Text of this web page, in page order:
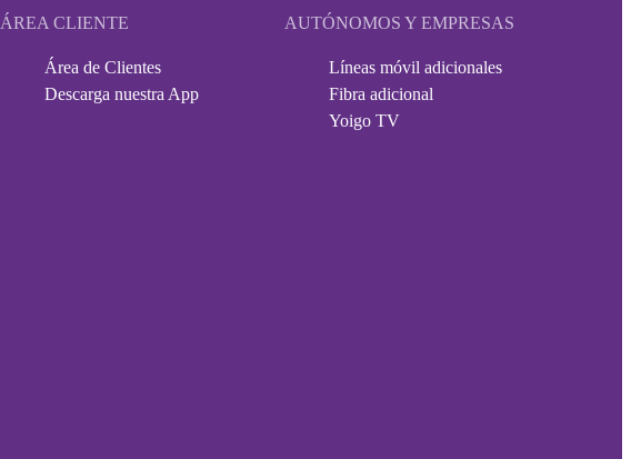
ÁREA CLIENTE
Área de Clientes
Descarga nuestra App
AUTÓNOMOS Y EMPRESAS
Líneas móvil adicionales
Fibra adicional
Yoigo TV